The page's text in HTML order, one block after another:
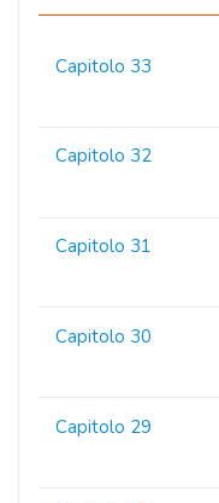
Capitolo 33
Capitolo 32
Capitolo 31
Capitolo 30
Capitolo 29